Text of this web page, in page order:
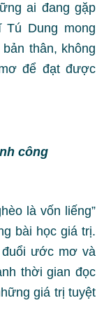
ai đang gặp
Tú Dung mong
thân, không
để đạt được
công
là vốn liếng”
bài học giá trị.
ước mơ và
thời gian đọc
giá trị tuyệt